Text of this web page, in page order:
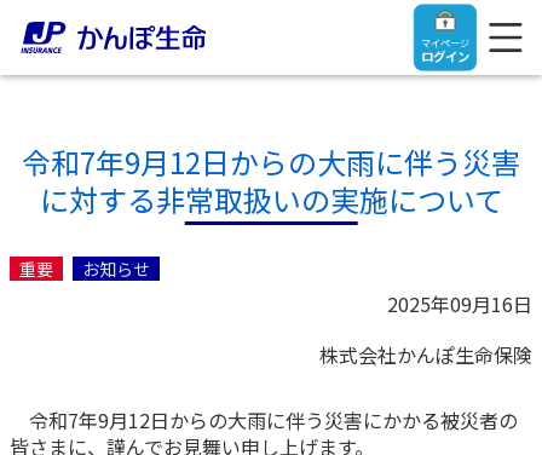
マイページ
ログイン
トップ
ご契約者さま
マイページログイン
保険をご検討中のお客さま
法人のお客さま
令和7年9月12日からの大雨に伴う災害
に対する非常取扱いの実施について
重要 お知らせ
2025年09月16日
株式会社かんぽ生命保険
令和7年9月12日からの大雨に伴う災害にかかる被災者の
皆さまに、謹んでお見舞い申し上げます。